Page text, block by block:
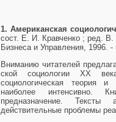
1.Американская
сост. Е. И. Кравченко ; ред.
Бизнеса и Управления, 1996. -
Вниманию читателей
ской социологии XX
социологическая теория и
наиболее интенсивно.
предназначение. Тексты
действительные проблемы